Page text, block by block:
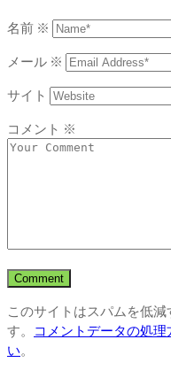
名前 ※
メール ※
サイト
コメント ※
このサイトはスパムを低
す。
コメントデータの処
い。